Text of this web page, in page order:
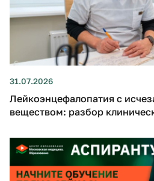
31.07.2026
Лейкоэнцефалопатия с
веществом: разбор